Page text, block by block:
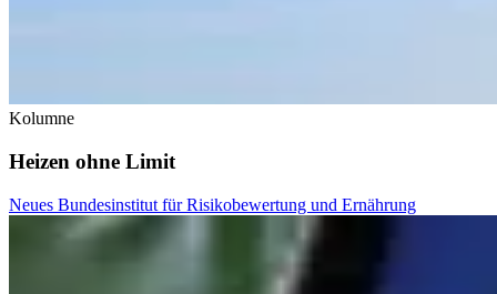
Kolumne
Heizen ohne Limit
Neues Bundesinstitut für Risikobewertung und Ernährung